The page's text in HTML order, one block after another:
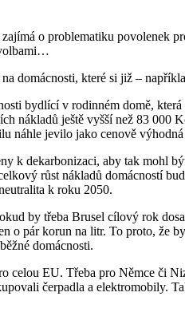
o problematiku povolenek
domácnosti, které si již –
bydlící v rodinném domě,
nákladů ještě vyšší než 83
náhle jevilo jako cenově
k dekarbonizaci, aby tak mohl
růst nákladů domácností
k roku 2050.
by třeba Brusel cílový rok
o pár korun na litr. To proto, že
domácnosti.
celou EU. Třeba pro Němce či
čerpadla a elektromobily.